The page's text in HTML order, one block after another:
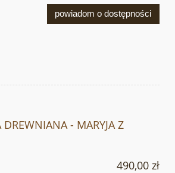
powiadom o dostępności
DREWNIANA - MARYJA Z
490,00 zł